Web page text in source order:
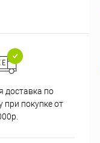
доставка по
при покупке от